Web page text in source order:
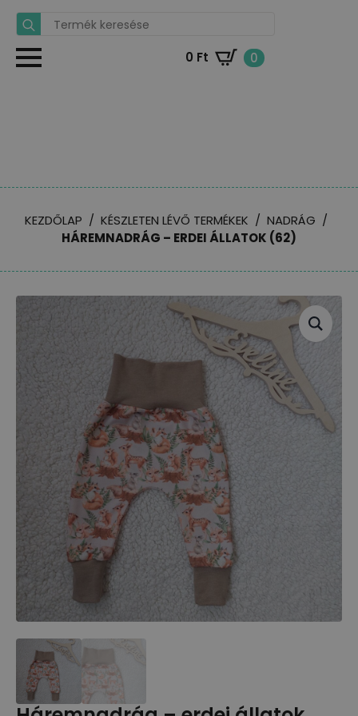
Search
for:
0 Ft 0
KEZDŐLAP KÉSZLETEN LÉVŐ TERMÉKEK
NADRÁG
HÁREMNADRÁG – ERDEI ÁLLATOK (62)